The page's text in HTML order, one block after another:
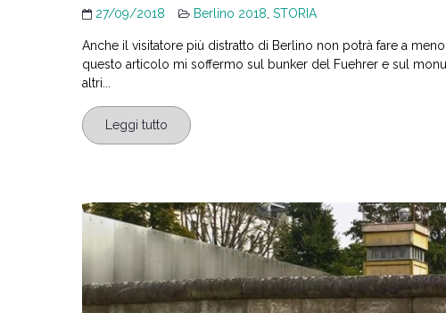
27/09/2018 Berlino 2018, STORIA
Anche il visitatore più distratto di Berlino non potrà fare a
questo articolo mi soffermo sul bunker del Fuehrer e sul
altri...
Leggi tutto